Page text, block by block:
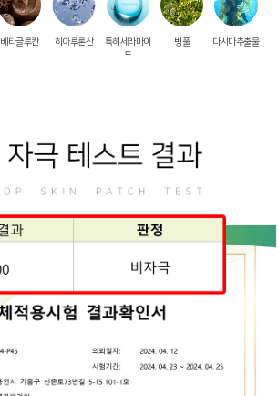
베타글루칸 히아루론산
특허세라마이
드
병풀 다시마추출물